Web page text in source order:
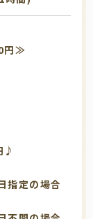
円≫
♪
指定の場合